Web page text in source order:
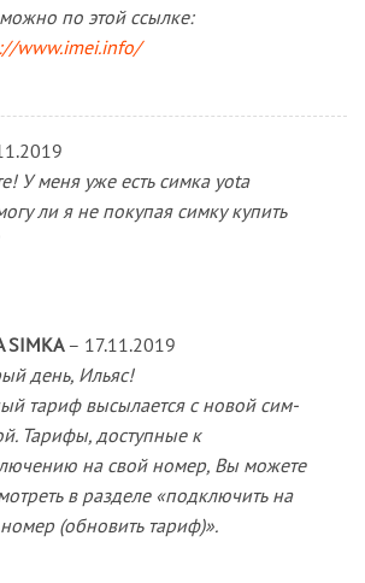
по этой ссылке:
www.imei.info/
У меня уже есть симка yota
ли я не покупая симку купить
SIMKA– 17.11.2019
день, Ильяс!
тариф высылается с новой сим-
Тарифы, доступные к
на свой номер, Вы можете
в разделе «подключить на
(обновить тариф)».